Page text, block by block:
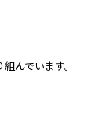
んでいます。